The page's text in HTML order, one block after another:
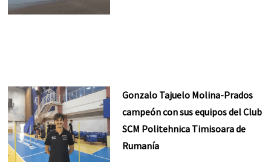
Gonzalo Tajuelo Molina-Prados
campeón con sus equipos del Club
SCM Politehnica Timisoara de
Rumanía